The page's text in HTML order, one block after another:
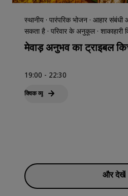
स्थानीय · पारंपरिक भोजन · आहार
सकता है · परिवार के अनुकूल · शाकाहारी
मेवाड़ अनुभव का ट्राइबल
19:00 - 22:30
क्विक व्‍यू
और देखें